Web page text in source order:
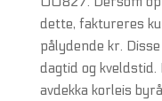
dette, faktureres
pålydende kr.
dagtid og kveldstid.
avdekka korleis